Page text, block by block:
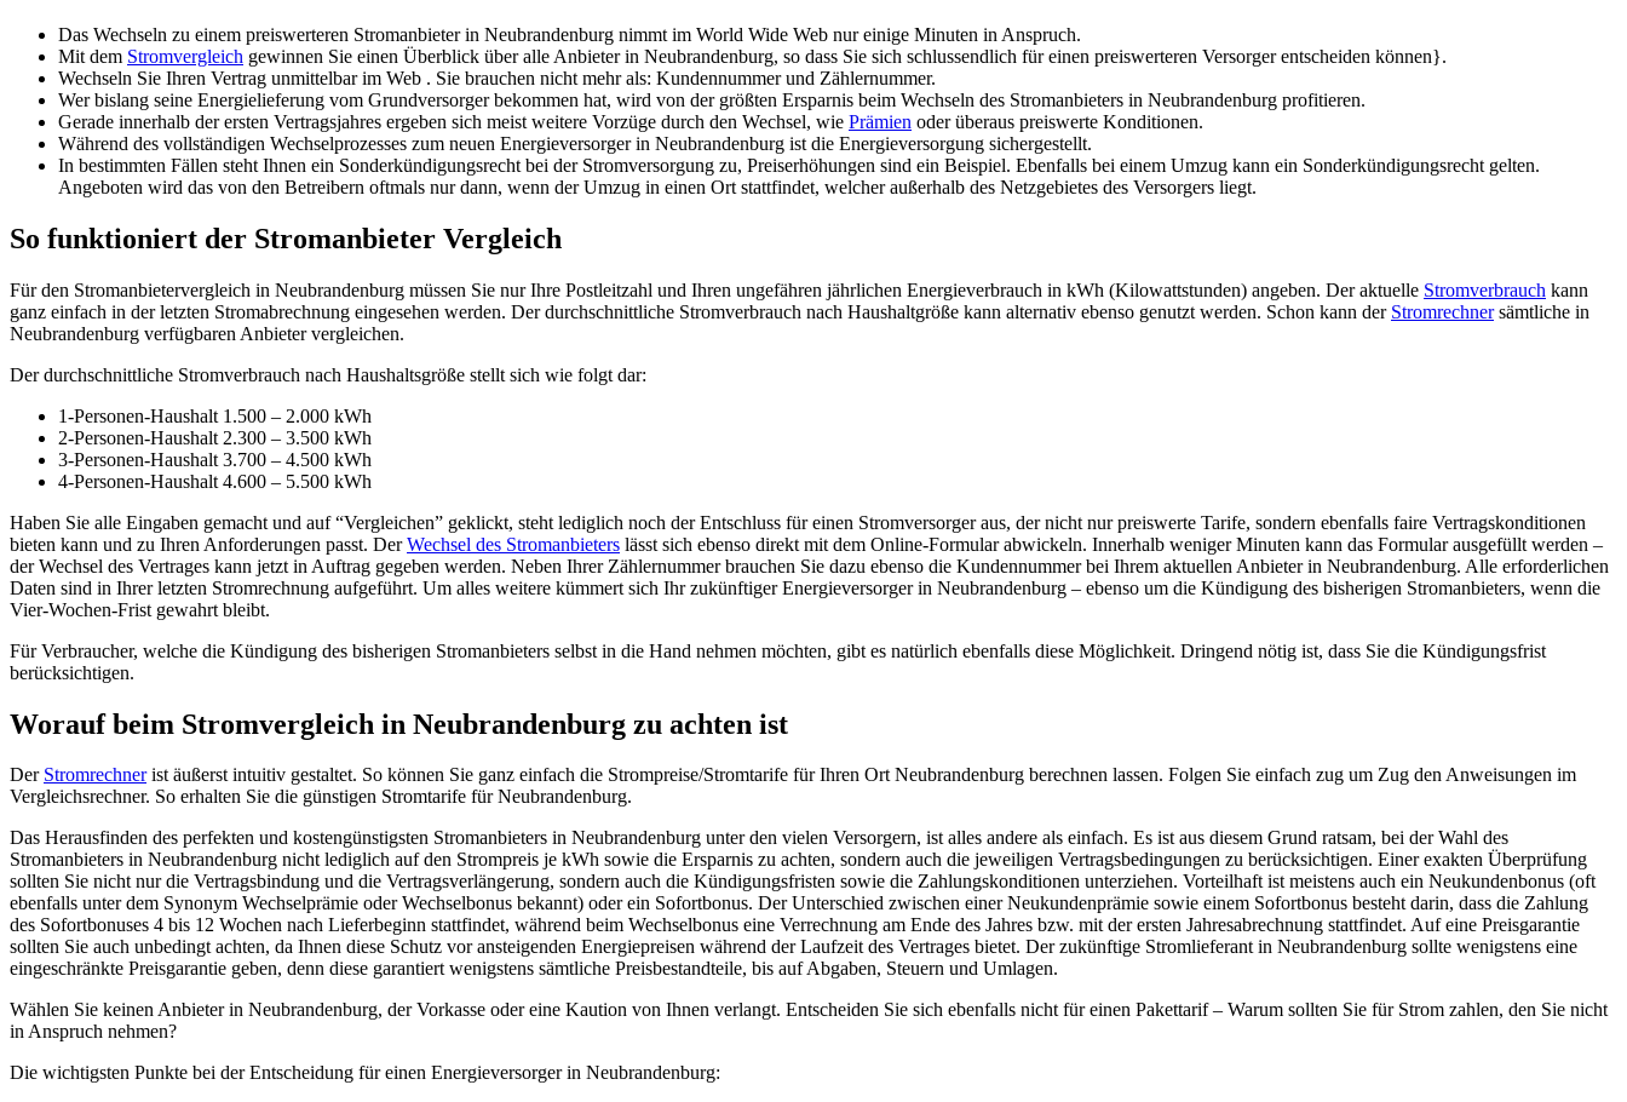
Das Wechseln zu einem preiswerteren Stromanbieter in Neubrandenburg nimmt im World Wide Web nur einige Minuten in Anspruch.
Mit dem Stromvergleich gewinnen Sie einen Überblick über alle Anbieter in Neubrandenburg, so dass Sie sich schlussendlich für einen preiswerteren Versorger entscheiden können}.
Wechseln Sie Ihren Vertrag unmittelbar im Web . Sie brauchen nicht mehr als: Kundennummer und Zählernummer.
Wer bislang seine Energielieferung vom Grundversorger bekommen hat, wird von der größten Ersparnis beim Wechseln des Stromanbieters in Neubrandenburg profitieren.
Gerade innerhalb der ersten Vertragsjahres ergeben sich meist weitere Vorzüge durch den Wechsel, wie Prämien oder überaus preiswerte Konditionen.
Während des vollständigen Wechselprozesses zum neuen Energieversorger in Neubrandenburg ist die Energieversorgung sichergestellt.
In bestimmten Fällen steht Ihnen ein Sonderkündigungsrecht bei der Stromversorgung zu, Preiserhöhungen sind ein Beispiel. Ebenfalls bei einem Umzug kann ein Sonderkündigungsrecht gelten.
Angeboten wird das von den Betreibern oftmals nur dann, wenn der Umzug in einen Ort stattfindet, welcher außerhalb des Netzgebietes des Versorgers liegt.
So funktioniert der Stromanbieter Vergleich
Für den Stromanbietervergleich in Neubrandenburg müssen Sie nur Ihre Postleitzahl und Ihren ungefähren jährlichen Energieverbrauch in kWh (Kilowattstunden) angeben. Der aktuelle Stromverbrauch kann
ganz einfach in der letzten Stromabrechnung eingesehen werden. Der durchschnittliche Stromverbrauch nach Haushaltgröße kann alternativ ebenso genutzt werden. Schon kann der Stromrechnersämtliche in
Neubrandenburg verfügbaren Anbieter vergleichen.
Der durchschnittliche Stromverbrauch nach Haushaltsgröße stellt sich wie folgt dar:
1-Personen-Haushalt 1.500 – 2.000 kWh
2-Personen-Haushalt 2.300 – 3.500 kWh
3-Personen-Haushalt 3.700 – 4.500 kWh
4-Personen-Haushalt 4.600 – 5.500 kWh
Haben Sie alle Eingaben gemacht und auf “Vergleichen” geklickt, steht lediglich noch der Entschluss für einen Stromversorger aus, der nicht nur preiswerte Tarife, sondern ebenfalls faire Vertragskonditionen
bieten kann und zu Ihren Anforderungen passt. DerWechsel des Stromanbieters lässt sich ebenso direkt mit dem Online-Formular abwickeln. Innerhalb weniger Minuten kann das Formular ausgefüllt werden –
der Wechsel des Vertrages kann jetzt in Auftrag gegeben werden. Neben Ihrer Zählernummer brauchen Sie dazu ebenso die Kundennummer bei Ihrem aktuellen Anbieter in Neubrandenburg. Alle erforderlichen
Daten sind in Ihrer letzten Stromrechnung aufgeführt. Um alles weitere kümmert sich Ihr zukünftiger Energieversorger in Neubrandenburg – ebenso um die Kündigung des bisherigen Stromanbieters, wenn die
Vier-Wochen-Frist gewahrt bleibt.
Für Verbraucher, welche die Kündigung des bisherigen Stromanbieters selbst in die Hand nehmen möchten, gibt es natürlich ebenfalls diese Möglichkeit. Dringend nötig ist, dass Sie die Kündigungsfrist
berücksichtigen.
Worauf beim Stromvergleich in Neubrandenburg zu achten ist
Der Stromrechnerist äußerst intuitiv gestaltet. So können Sie ganz einfach die Strompreise/Stromtarife für Ihren Ort Neubrandenburg berechnen lassen. Folgen Sie einfach zug um Zug den Anweisungen im
Vergleichsrechner. So erhalten Sie die günstigen Stromtarife für Neubrandenburg.
Das Herausfinden des perfekten und kostengünstigsten Stromanbieters in Neubrandenburg unter den vielen Versorgern, ist alles andere als einfach. Es ist aus diesem Grund ratsam, bei der Wahl des
Stromanbieters in Neubrandenburg nicht lediglich auf den Strompreis je kWh sowie die Ersparnis zu achten, sondern auch die jeweiligen Vertragsbedingungen zu berücksichtigen. Einer exakten Überprüfung
sollten Sie nicht nur die Vertragsbindung und die Vertragsverlängerung, sondern auch die Kündigungsfristen sowie die Zahlungskonditionen unterziehen. Vorteilhaft ist meistens auch ein Neukundenbonus (oft
ebenfalls unter dem Synonym Wechselprämie oder Wechselbonus bekannt) oder ein Sofortbonus. Der Unterschied zwischen einer Neukundenprämie sowie einem Sofortbonus besteht darin, dass die Zahlung
des Sofortbonuses 4 bis 12 Wochen nach Lieferbeginn stattfindet, während beim Wechselbonus eine Verrechnung am Ende des Jahres bzw. mit der ersten Jahresabrechnung stattfindet. Auf eine Preisgarantie
sollten Sie auch unbedingt achten, da Ihnen diese Schutz vor ansteigenden Energiepreisen während der Laufzeit des Vertrages bietet. Der zukünftige Stromlieferant in Neubrandenburg sollte wenigstens eine
eingeschränkte Preisgarantie geben, denn diese garantiert wenigstens sämtliche Preisbestandteile, bis auf Abgaben, Steuern und Umlagen.
Wählen Sie keinen Anbieter in Neubrandenburg, der Vorkasse oder eine Kaution von Ihnen verlangt. Entscheiden Sie sich ebenfalls nicht für einen Pakettarif – Warum sollten Sie für Strom zahlen, den Sie nicht
in Anspruch nehmen?
Die wichtigsten Punkte bei der Entscheidung für einen Energieversorger in Neubrandenburg: